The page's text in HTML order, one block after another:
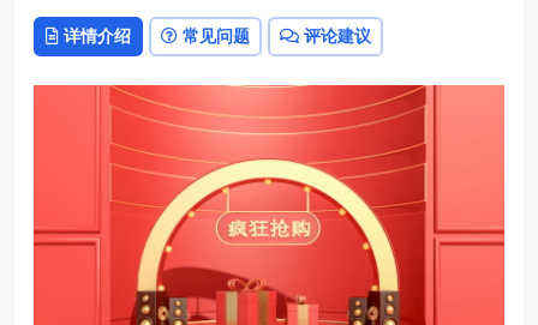
详情介绍 常见问题 评论建议